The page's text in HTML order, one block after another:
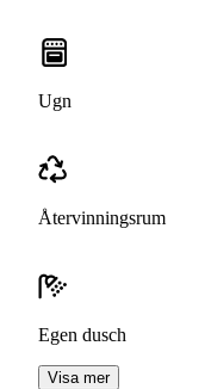
Ugn
Återvinningsrum
Egen dusch
Visa mer